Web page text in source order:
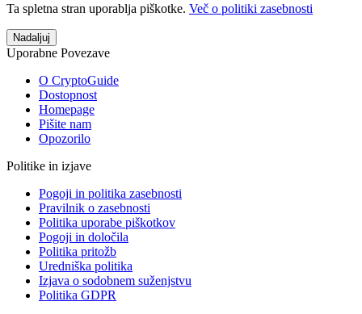
Ta spletna stran uporablja piškotke. Več o politiki zasebnosti
Nadaljuj
Uporabne Povezave
O CryptoGuide
Dostopnost
Homepage
Pišite nam
Opozorilo
Politike in izjave
Pogoji in politika zasebnosti
Pravilnik o zasebnosti
Politika uporabe piškotkov
Pogoji in določila
Politika pritožb
Uredniška politika
Izjava o sodobnem suženjstvu
Politika GDPR